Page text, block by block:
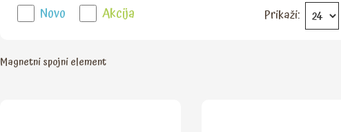
Novo Akcija Prikaži:
Magnetni spojni element